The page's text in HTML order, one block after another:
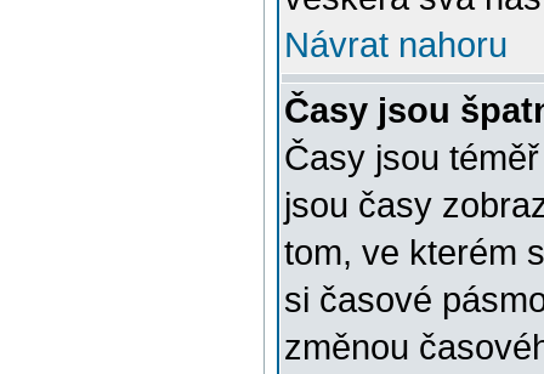
Návrat nahoru
Časy jsou
Časy jsou
jsou časy
tom, ve kterém
si časové
změnou